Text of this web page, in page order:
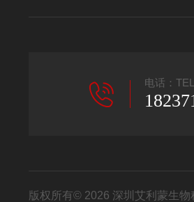
电话：TEL
版权所有© 2026 深圳艾利蒙生